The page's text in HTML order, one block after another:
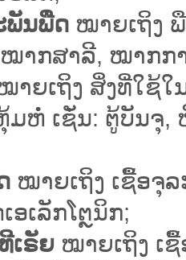
ນພືດ ໝາຍເຖິງ
ໝາກສາລີ, ໝາກກ
າຍເຖິງ ສິ່ງທີ່ໃຊ້ໃ
ຫໍ່ ເຊັ່ນ: ຕູ້ບັນຈຸ,
ໝາຍເຖິງ ເຊື້ອຈຸ
ອເລັກໂຕຼນິກ;
ຣັຍ ໝາຍເຖິງ ເ